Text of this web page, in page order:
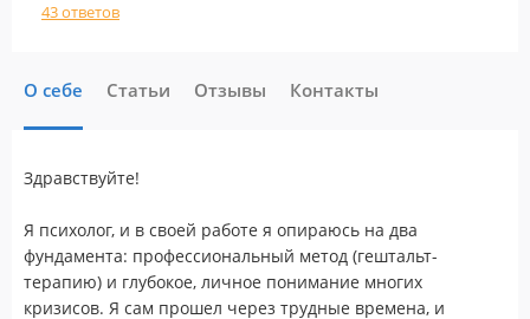
43 ответов
О себе Статьи Отзывы Контакты
Здравствуйте!
Я психолог, и в своей работе я опираюсь на два
фундамента: профессиональный метод (гештальт-
терапию) и глубокое, личное понимание многих
кризисов. Я сам прошел через трудные времена, и